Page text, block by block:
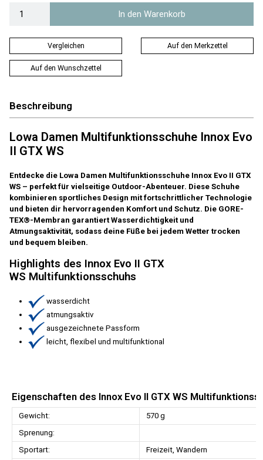
In den Warenkorb
Vergleichen Auf den Merkzettel
Auf den Wunschzettel
Beschreibung
Lowa Damen Multifunktionsschuhe Innox Evo
II GTX WS
Entdecke die Lowa Damen Multifunktionsschuhe Innox Evo II GTX
WS – perfekt für vielseitige Outdoor-Abenteuer. Diese Schuhe
kombinieren sportliches Design mit fortschrittlicher Technologie
und bieten dir hervorragenden Komfort und Schutz. Die GORE-
TEX®-Membran garantiert Wasserdichtigkeit und
Atmungsaktivität, sodass deine Füße bei jedem Wetter trocken
und bequem bleiben.
Highlights des Innox Evo II GTX
WS Multifunktionsschuhs
wasserdicht
atmungsaktiv
ausgezeichnete Passform
leicht, flexibel und multifunktional
Eigenschaften des Innox Evo II GTX WS
Gewicht:
570 g
Sprenung:
Sportart:
Freizeit, Wandern